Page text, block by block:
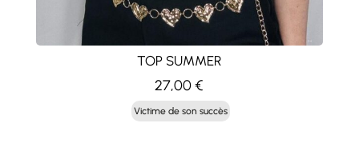
TOP SUMMER
27,00€
Victime de son succès